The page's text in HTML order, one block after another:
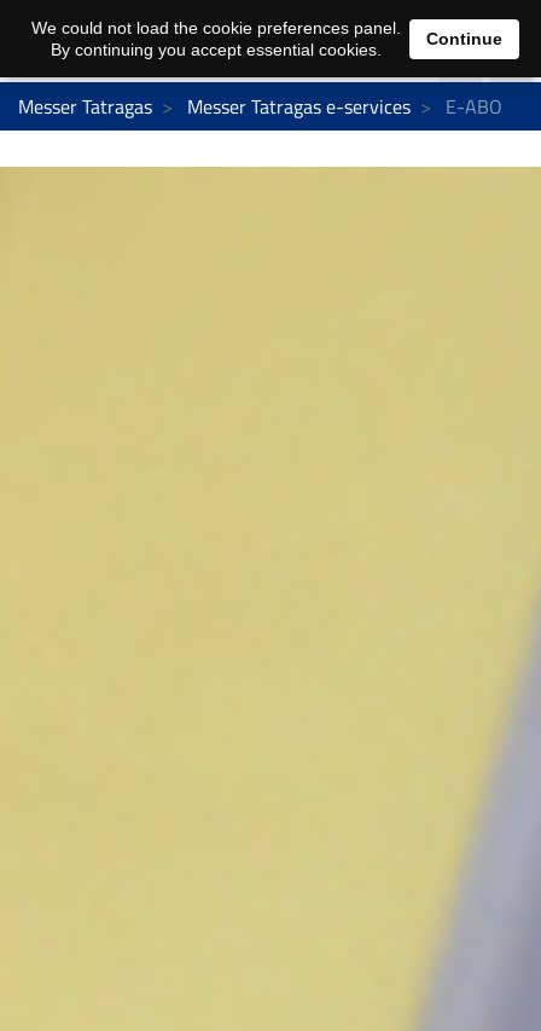
Messer Tatragas Messer Tatragas e-services E-ABO
We could not load the cookie preferences panel.
By continuing you accept essential cookies.
Continue